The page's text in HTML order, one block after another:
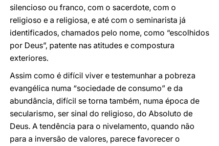
silencioso ou franco, com o sacerdote, com o
religioso e a religiosa, e até com o seminarista já
identificados, chamados pelo nome, como “escolhidos
por Deus”, patente nas atitudes e compostura
exteriores.
Assim como é difícil viver e testemunhar a pobreza
evangélica numa “sociedade de consumo” e da
abundância, difícil se torna também, numa época de
secularismo, ser sinal do religioso, do Absoluto de
Deus. A tendência para o nivelamento, quando não
para a inversão de valores, parece favorecer o